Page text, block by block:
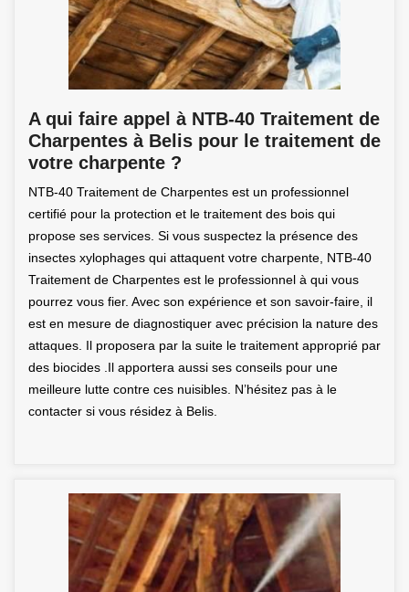
A qui faire appel à NTB-40 Traitement de
Charpentes à Belis pour le traitement de
votre charpente ?
NTB-40 Traitement de Charpentes est un professionnel
certifié pour la protection et le traitement des bois qui
propose ses services. Si vous suspectez la présence des
insectes xylophages qui attaquent votre charpente, NTB-40
Traitement de Charpentes est le professionnel à qui vous
pourrez vous fier. Avec son expérience et son savoir-faire, il
est en mesure de diagnostiquer avec précision la nature des
attaques. Il proposera par la suite le traitement approprié par
des biocides .Il apportera aussi ses conseils pour une
meilleure lutte contre ces nuisibles. N’hésitez pas à le
contacter si vous résidez à Belis.